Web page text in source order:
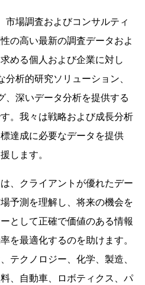
場調査およびコンサルティ
の高い最新の調査データおよ
める個人および企業に対し
析的研究ソリューション、
、深いデータ分析を提供する
。我々は戦略および成長分析
達成に必要なデータを提供
します。
、クライアントが優れたデー
予測を理解し、将来の機会を
として正確で価値のある情報
を最適化するのを助けます。
テクノロジー、化学、製造、
、自動車、ロボティクス、パ